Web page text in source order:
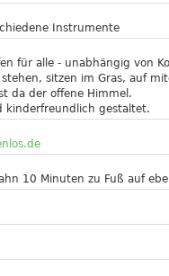
Instrumente
für alle - unabhängig von
sitzen im Gras, auf
da der offene Himmel.
kinderfreundlich gestaltet.
10 Minuten zu Fuß auf